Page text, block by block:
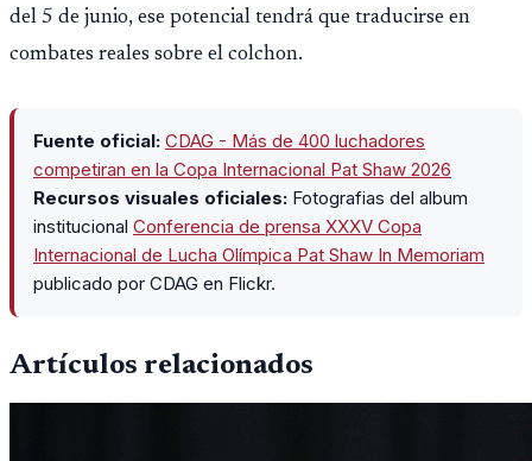
del 5 de junio, ese potencial tendrá que traducirse en
combates reales sobre el colchon.
Fuente oficial: CDAG - Más de 400 luchadores
competiran en la Copa Internacional Pat Shaw 2026
Recursos visuales oficiales: Fotografias del album
institucional Conferencia de prensa XXXV Copa
Internacional de Lucha Olímpica Pat Shaw In Memoriam
publicado por CDAG en Flickr.
Artículos relacionados